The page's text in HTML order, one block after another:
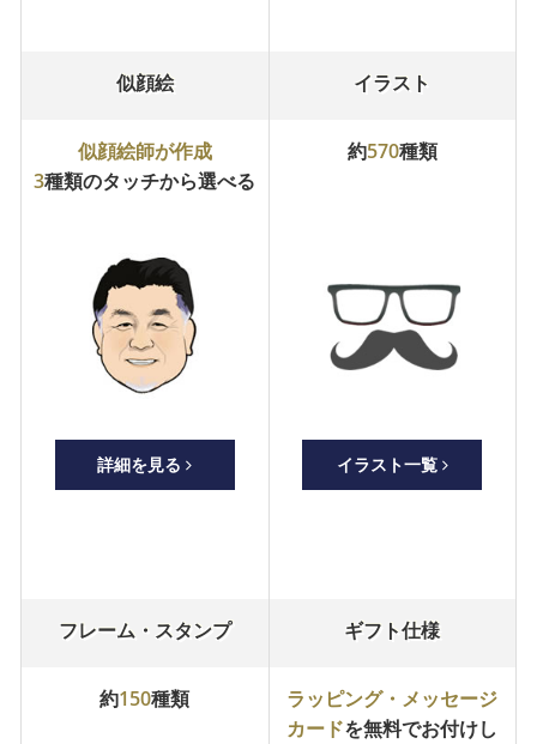
似顔絵
似顔絵師が作成
3種類のタッチから選べる
詳細を見る
イラスト
約570種類
イラスト一覧
フレーム・スタンプ
約150種類
ギフト仕様
ラッピング・メッセージ
カードを無料でお付けし